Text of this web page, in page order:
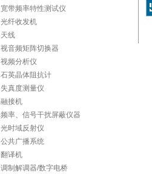
宽带频率特性测试仪
光纤收发机
天线
视音频矩阵切换器
视频分析仪
石英晶体阻抗计
失真度测量仪
融接机
频率、信号干扰屏蔽仪器
光时域反射仪
公共广播系统
翻译机
调制解调器/数字电桥